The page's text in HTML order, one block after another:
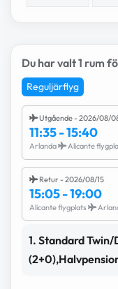
Du har valt 1 rum
Reguljärflyg
Utgående - 2026/08/
11:35 - 15:40
Arlanda Alicante
Retur - 2026/08/15
15:05 - 19:00
Alicante flygplats
1. Standard